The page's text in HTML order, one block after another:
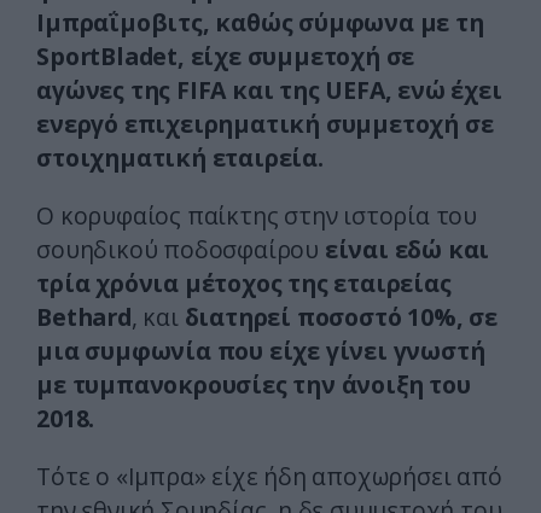
Ιμπραΐμοβιτς, καθώς σύμφωνα με τη
SportBladet, είχε συμμετοχή σε
αγώνες της FIFA και της UEFA, ενώ έχει
ενεργό επιχειρηματική συμμετοχή σε
στοιχηματική εταιρεία.
O κορυφαίος παίκτης στην ιστορία του
σουηδικού ποδοσφαίρου είναι εδώ και
τρία χρόνια μέτοχος της εταιρείας
Bethard, και διατηρεί ποσοστό 10%, σε
μια συμφωνία που είχε γίνει γνωστή
με τυμπανοκρουσίες την άνοιξη του
2018.
Τότε ο «Ιμπρα» είχε ήδη αποχωρήσει από